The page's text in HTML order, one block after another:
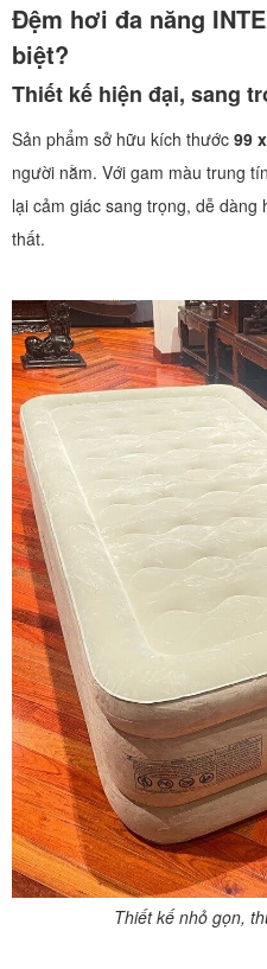
Đệm hơi đa năng
biệt?
Thiết kế hiện đại, sang
Sản phẩm sở hữu kích thước 99
người nằm. Với gam màu trung
lại cảm giác sang trọng, dễ
thất.
Thiết kế nhỏ gọn,